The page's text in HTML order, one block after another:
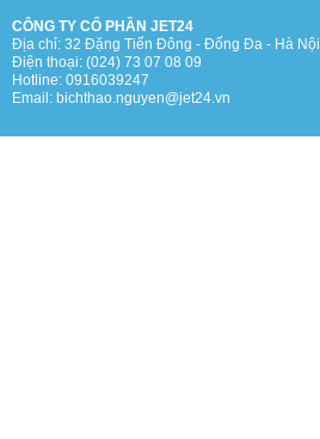
CÔNG TY CỔ PHẦN JET24
Địa chỉ: 32 Đặng Tiến Đông - Đống Đa - Hà Nội
Điện thoại: (024) 73 07 08 09
Hotline: 0916039247
Email: bichthao.nguyen@jet24.vn